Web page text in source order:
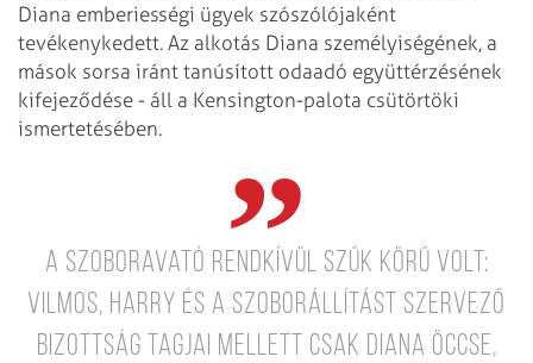
Diana emberiességi ügyek szószólójaként
tevékenykedett. Az alkotás Diana személyiségének, a
mások sorsa iránt tanúsított odaadó együttérzésének
kifejeződése - áll a Kensington-palota csütörtöki
ismertetésében.
A szoboravató rendkívül szűk körű volt:
Vilmos, Harry és a szoborállítást szervező
bizottság tagjai mellett csak Diana öccse,